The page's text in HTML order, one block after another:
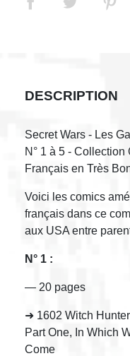
DESCRIPTION
Secret Wars - Les
N° 1 à 5 -
Français en Très
Voici les comics
français dans ce
aux USA entre
N° 1 :
— 20 pages
➜ 1602 Witch
Part One, In Which
Come